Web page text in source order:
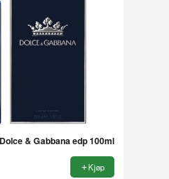
& Gabbana edp 100ml
Kjøp